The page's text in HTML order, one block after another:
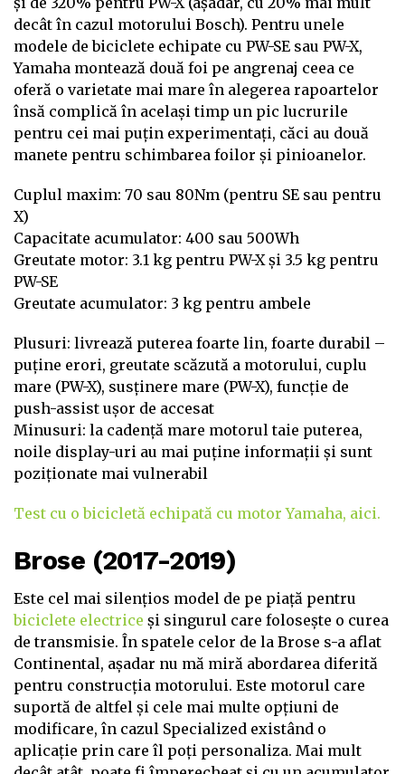
decât în cazul motorului Bosch). Pentru unele
modele de biciclete echipate cu PW-SE sau PW-X,
Yamaha montează două foi pe angrenaj ceea ce
oferă o varietate mai mare în alegerea rapoartelor
însă complică în același timp un pic lucrurile
pentru cei mai puțin experimentați, căci au două
manete pentru schimbarea foilor și pinioanelor.
Cuplul maxim: 70 sau 80Nm (pentru SE sau pentru
X)
Capacitate acumulator: 400 sau 500Wh
Greutate motor: 3.1 kg pentru PW-X și 3.5 kg pentru
PW-SE
Greutate acumulator: 3 kg pentru ambele
Plusuri: livrează puterea foarte lin, foarte durabil –
puține erori, greutate scăzută a motorului, cuplu
mare (PW-X), susținere mare (PW-X), funcție de
push-assist ușor de accesat
Minusuri: la cadență mare motorul taie puterea,
noile display-uri au mai puține informații și sunt
poziționate mai vulnerabil
Test cu o bicicletă echipată cu motor Yamaha, aici.
Brose (2017-2019)
Este cel mai silențios model de pe piață pentru
biciclete electrice și singurul care folosește o curea
de transmisie. În spatele celor de la Brose s-a aflat
Continental, așadar nu mă miră abordarea diferită
pentru construcția motorului. Este motorul care
suportă de altfel și cele mai multe opțiuni de
modificare, în cazul Specialized existând o
aplicație prin care îl poți personaliza. Mai mult